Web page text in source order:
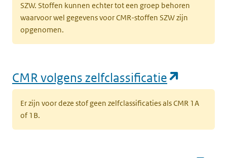
SZW. Stoffen kunnen echter tot een groep behoren
waarvoor wel gegevens voor CMR-stoffen SZW zijn
opgenomen.
CMR volgens zelfclassificatie
Er zijn voor deze stof geen zelfclassificaties als CMR 1A
of 1B.